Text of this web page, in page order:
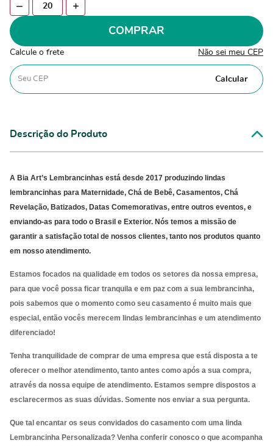
COMPRAR
Calcule o frete Não sei meu CEP
Calcular
Descrição do Produto
A Bia Art’s Lembrancinhas está desde 2017 produzindo lindas
lembrancinhas para Maternidade, Chá de Bebê, Casamentos, Chá
Revelação, Batizados, Datas Comemorativas, entre outros eventos, e
enviando-as para todo o Brasil e Exterior. Nós temos a missão de
garantir a satisfação total de nossos clientes, tanto nos produtos quanto
em nosso atendimento.
Estamos focados na qualidade em todos os setores da nossa empresa,
para que você possa ficar tranquila e em paz com a sua lembrancinha,
pois sabemos que o momento como seu casamento é muito mais que
especial, então vocês merecem lindas lembrancinhas e um atendimento
diferenciado!
Tenha tranquilidade de comprar de uma empresa que está disposta a te
oferecer o melhor atendimento, tanto antes como após a sua compra,
através da nossa equipe de atendimento. Estamos sempre dispostos a
esclarecermos as suas dúvidas. Somente nos enviar a sua pergunta.
Que tal encantar os seus convidados do casamento com uma linda
Lembrancinha Personalizada? Venha conferir conosco o que acompanha